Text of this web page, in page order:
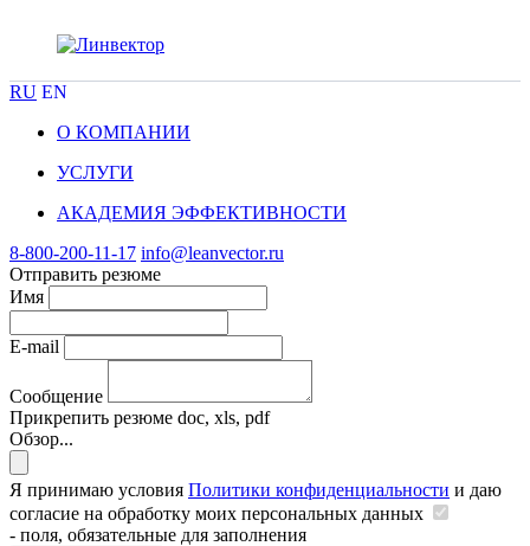
RU EN
О КОМПАНИИ
УСЛУГИ
АКАДЕМИЯ ЭФФЕКТИВНОСТИ
8-800-200-11-17 info@leanvector.ru
Отправить резюме
Имя
E-mail
Сообщение
Прикрепить резюме doc, xls, pdf
Обзор...
Я принимаю условия Политики конфиденциальности и даю
согласие на обработку моих персональных данных
- поля, обязательные для заполнения